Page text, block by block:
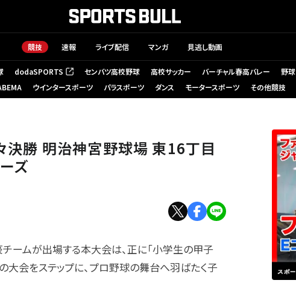
競技 速報 ライブ配信 マンガ 見逃し動画
dodaSPORTS
（新しいタブで開く） センバツ高校野球 高校サッカー バーチャル春高バレー 野球
ウインタースポーツ パラスポーツ ダンス モータースポーツ その他競技
決勝 明治神宮野球場 東16丁目
ズ
ームが出場する本大会は、正に「小学生の甲子
大会をステップに、プロ野球の舞台へ羽ばたく子